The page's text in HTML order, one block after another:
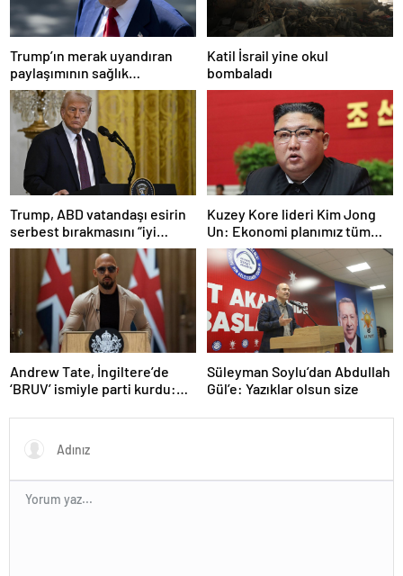
Trump’ın merak uyandıran
paylaşımının sağlık
sistemiyle ilgili kararname
olduğu anlaşıldı
Katil İsrail yine okul
bombaladı
Trump, ABD vatandaşı esirin
serbest bırakmasını “iyi
niyetle atılmış bir adım”
olarak değerlendirdi
Kuzey Kore lideri Kim Jong
Un: Ekonomi planımız tüm
sektörlerde başarısız oldu
Andrew Tate, İngiltere’de
‘BRUV’ ismiyle parti kurdu:
propagandasını
yasaklayacağız’
Süleyman Soylu’dan Abdullah
Gül’e: Yazıklar olsun size